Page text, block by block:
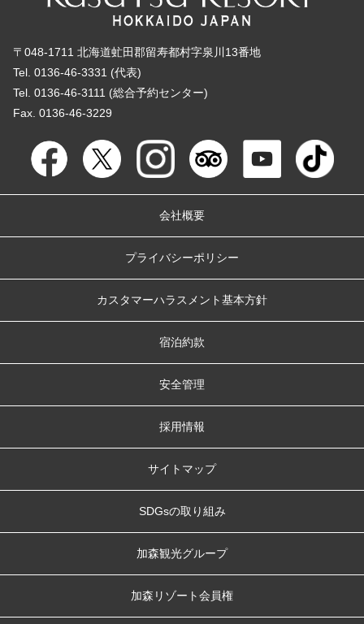
〒048-1711 北海道虻田郡留寿都村字泉川13番地
Tel. 0136-46-3331 (代表)
Tel. 0136-46-3111 (総合予約センター)
Fax. 0136-46-3229
会社概要
プライバシーポリシー
カスタマーハラスメント基本方針
宿泊約款
安全管理
採用情報
サイトマップ
SDGsの取り組み
加森観光グループ
加森リゾート会員権